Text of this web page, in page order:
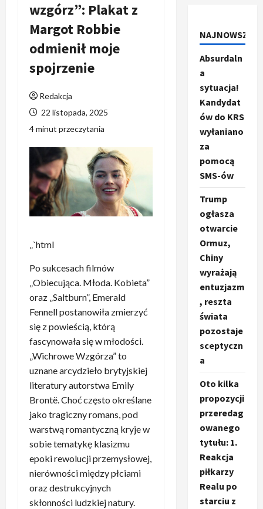
wzgórz”: Plakat z
Margot Robbie
odmienił moje
spojrzenie
Redakcja
22 listopada, 2025
4 minut przeczytania
„`html
Po sukcesach filmów
„Obiecująca. Młoda. Kobieta”
oraz „Saltburn”, Emerald
Fennell postanowiła zmierzyć
się z powieścią, którą
fascynowała się w młodości.
„Wichrowe Wzgórza” to
uznane arcydzieło brytyjskiej
literatury autorstwa Emily
Brontë. Choć często określane
jako tragiczny romans, pod
warstwą romantyczną kryje w
sobie tematykę klasizmu
epoki rewolucji przemysłowej,
nierówności między płciami
oraz destrukcyjnych
skłonności ludzkiej natury.
NAJNOWSZE
Absurdaln
a
sytuacja!
Kandydat
ów do KRS
wyłaniano
za
pomocą
SMS-ów
Trump
ogłasza
otwarcie
Ormuz,
Chiny
wyrażają
entuzjazm
, reszta
świata
pozostaje
sceptyczn
a
Oto kilka
propozycji
przeredag
owanego
tytułu: 1.
Reakcja
piłkarzy
Realu po
starciu z